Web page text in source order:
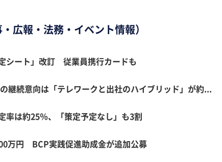
広報・法務・イベント情報）
シート」改訂 従業員携行カードも
継続意向は「テレワークと出社のハイブリッド」が約...
は約25％、「策定予定なし」も3割
万円 BCP実践促進助成金が追加公募